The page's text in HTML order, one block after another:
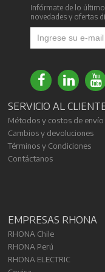
Infórmate de lo
novedades y ofertas
SERVICIO AL
Métodos y costos de envío
Cambios y devoluciones
Términos y Condiciones
Contáctanos
EMPRESAS RHONA
RHONA Chile
RHONA Perú
RHONA ELECTRIC